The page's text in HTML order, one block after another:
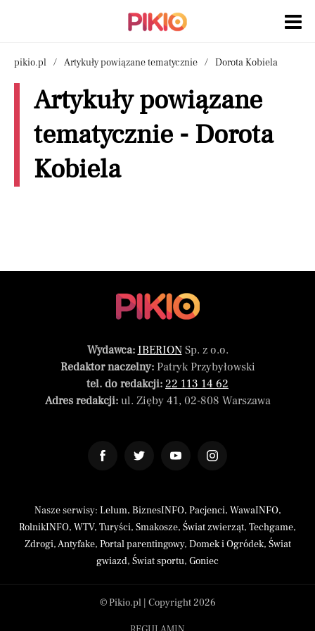
pikio.pl Artykuły powiązane tematycznie Dorota Kobiela
Artykuły powiązane
tematycznie - Dorota
Kobiela
Wydawca: IBERIONSp. z o.o.
Redaktor naczelny:Patryk Przybyłowski
tel. do redakcji: 22 113 14 62
Adres redakcji:ul. Zięby 41, 02-808 Warszawa
Nasze serwisy: Lelum, BiznesINFO, Pacjenci, WawaINFO,
RolnikINFO, WTV, Turyści, Smakosze, Świat zwierząt, Techgame,
Zdrogi,Antyfake, Portal parentingowy, Domek i Ogródek, Świat
gwiazd, Świat sportu, Goniec
© Pikio.pl | Copyright 2026